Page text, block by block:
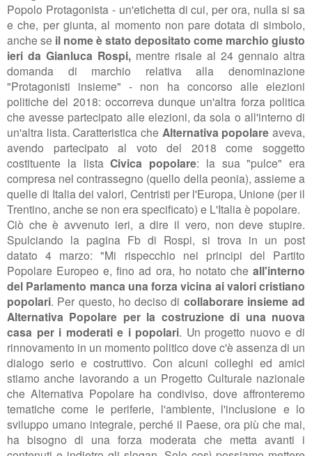
Popolo Protagonista - un'etichetta di cui, per ora, nulla si sa
e che, per giunta, al momento non pare dotata di simbolo,
anche se il nome è stato depositato come marchio giusto
ieri da Gianluca Rospi, mentre risale al 24 gennaio altra
domanda di marchio relativa alla denominazione
"Protagonisti insieme" - non ha concorso alle elezioni
politiche del 2018: occorreva dunque un'altra forza politica
che avesse partecipato alle elezioni, da sola o all'interno di
un'altra lista. Caratteristica che Alternativa popolareaveva,
avendo partecipato al voto del 2018 come soggetto
costituente la listaCivica popolare: la sua "pulce" era
compresa nel contrassegno (quello della peonia), assieme a
quelle di Italia dei valori, Centristi per l'Europa, Unione (per il
Trentino, anche se non era specificato) e L'Italia è popolare.
Ciò che è avvenuto ieri, a dire il vero, non deve stupire.
Spulciando la pagina Fb di Rospi, si trova in un post
datato4 marzo: "Mi rispecchio nei principi del Partito
Popolare Europeo e, fino ad ora, ho notato che all'interno
del Parlamento manca una forza vicina ai valori cristiano
popolari. Per questo, ho deciso di collaborare insieme ad
Alternativa Popolare per la costruzione di una nuova
casa per i moderati e i popolari. Un progetto nuovo e di
rinnovamento in un momento politico dove c'è assenza di un
dialogo serio e costruttivo. Con alcuni colleghi ed amici
stiamo anche lavorando a un Progetto Culturale nazionale
che Alternativa Popolare ha condiviso, dove affronteremo
tematiche come le periferie, l'ambiente, l'inclusione e lo
sviluppo umano integrale, perché il Paese, ora più che mai,
ha bisogno di una forza moderata che metta avanti i